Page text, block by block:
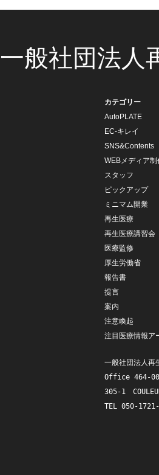
一般社団法人
カテゴリー
AutoPLATE
EC-キレイ
SNS&Contents
WEBメディア制
スタッフ
ピックアップ
ミニマム開業
再生医療
再生医療講習会
医療監修
厚生労働省
報告書
提言
案内
注意喚起
注目医療情報ア
一般社団法人再
Office 464-
305-1　
TEL 050-